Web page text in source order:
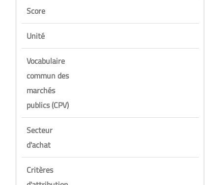
Score
Unité
Vocabulaire
commun des
marchés
publics (CPV)
Secteur
d'achat
Critères